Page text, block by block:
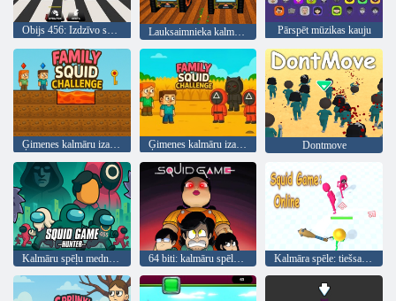
Obijs 456: Izdzīvo snaiperi kalmāru spēlē Lauksaimnieka kalmāru spēles izaicinājums Pārspēt mūzikas kauju
Ģimenes kalmāru izaicinājums Ģimenes kalmāru izaicinājums Dontmove
Kalmāru spēļu mednieks 64 biti: kalmāru spēles zēns Kalmāra spēle: tiešsaistē